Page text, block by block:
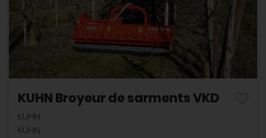
KUHN Broyeur de sarments VKD
KUHN
KUHN